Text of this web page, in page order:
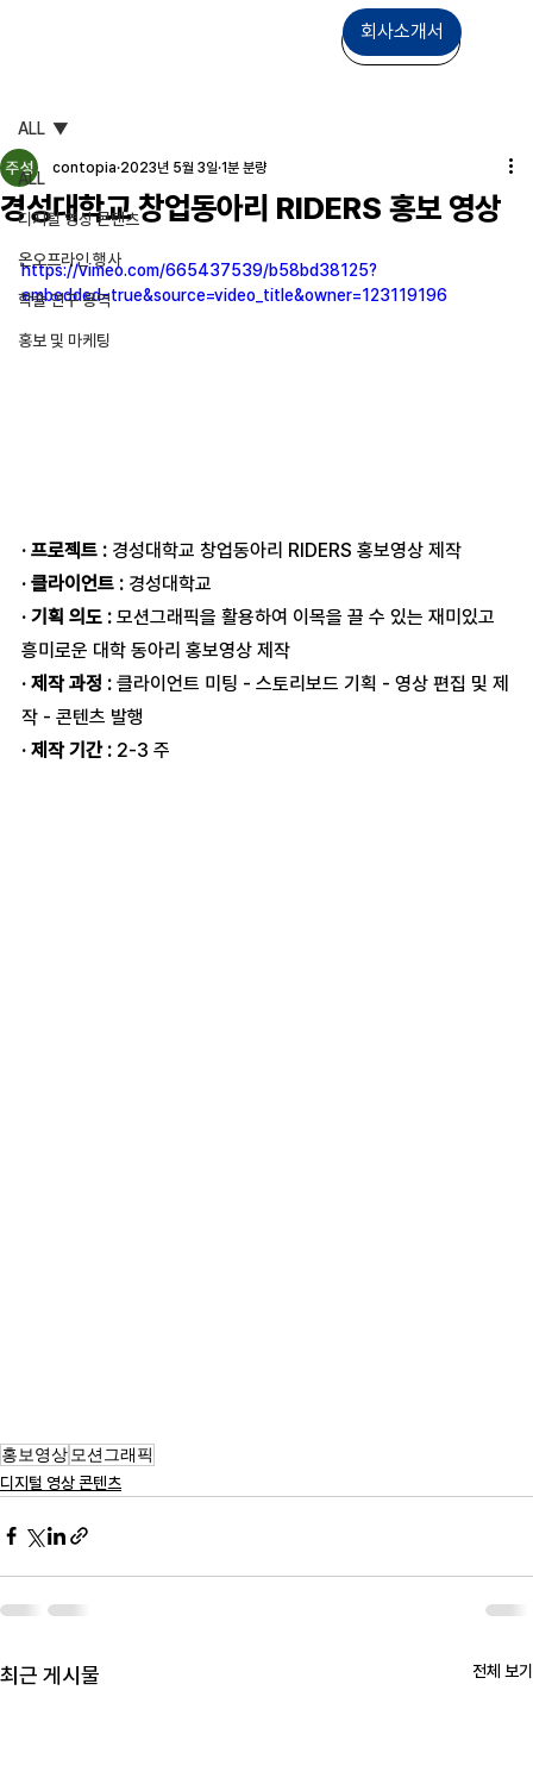
상담문의
회사소개서
ALL
디지털 영상 콘텐츠
온오프라인 행사
학술 연구 용역
홍보 및 마케팅
ALL
경성대학교 창업동아리 RIDERS 홍보 영상
contopia 2023년 5월 3일 1분 분량
https://vimeo.com/665437539/b58bd38125?
embedded=true&source=video_title&owner=123119196
· 프로젝트 : 경성대학교 창업동아리 RIDERS 홍보영상 제작
· 클라이언트 : 경성대학교
· 기획 의도 : 모션그래픽을 활용하여 이목을 끌 수 있는 재미있고
흥미로운 대학 동아리 홍보영상 제작
· 제작 과정 : 클라이언트 미팅 - 스토리보드 기획 - 영상 편집 및 제
작 - 콘텐츠 발행
· 제작 기간 : 2-3 주
홍보영상 모션그래픽
디지털 영상 콘텐츠
최근 게시물 전체 보기